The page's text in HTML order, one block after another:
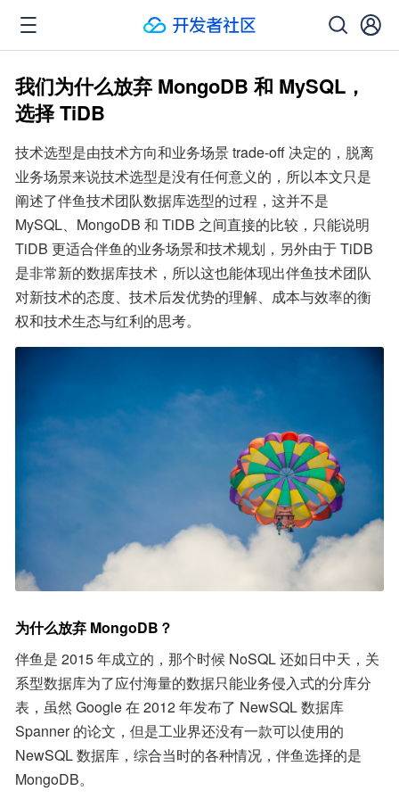
我们为什么放弃 MongoDB 和 MySQL，
选择 TiDB
技术选型是由技术方向和业务场景 trade-off 决定的，脱离
业务场景来说技术选型是没有任何意义的，所以本文只是
阐述了伴鱼技术团队数据库选型的过程，这并不是
MySQL、MongoDB 和 TiDB 之间直接的比较，只能说明
TiDB 更适合伴鱼的业务场景和技术规划，另外由于 TiDB
是非常新的数据库技术，所以这也能体现出伴鱼技术团队
对新技术的态度、技术后发优势的理解、成本与效率的衡
权和技术生态与红利的思考。
为什么放弃 MongoDB？
伴鱼是 2015 年成立的，那个时候 NoSQL 还如日中天，关
系型数据库为了应付海量的数据只能业务侵入式的分库分
表，虽然 Google 在 2012 年发布了 NewSQL 数据库
Spanner 的论文，但是工业界还没有一款可以使用的
NewSQL 数据库，综合当时的各种情况，伴鱼选择的是
MongoDB。